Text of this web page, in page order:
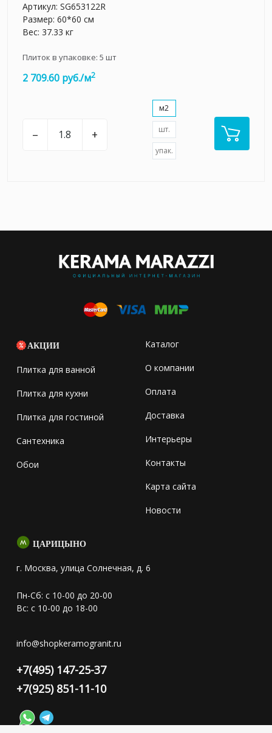
Артикул: SG653122R
Размер: 60*60 см
Вес: 37.33 кг
Плиток в упаковке: 5 шт
2 709.60 руб./м2
– +
м2
шт.
упак.
АКЦИИ
Плитка для ванной
Плитка для кухни
Плитка для гостиной
Сантехника
Обои
Каталог
О компании
Оплата
Доставка
Интерьеры
Контакты
Карта сайта
Новости
ЦАРИЦЫНО
г. Москва, улица Солнечная, д. 6
Пн-Сб: с 10-00 до 20-00
Вс: с 10-00 до 18-00
info@shopkeramogranit.ru
+7(495) 147-25-37
+7(925) 851-11-10